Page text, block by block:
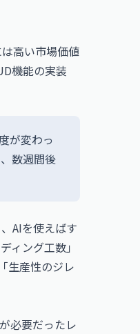
高い市場価値
機能の実装
が変わっ
数週間後
AIを使えばす
ィング工数」
生産性のジレ
必要だったレ